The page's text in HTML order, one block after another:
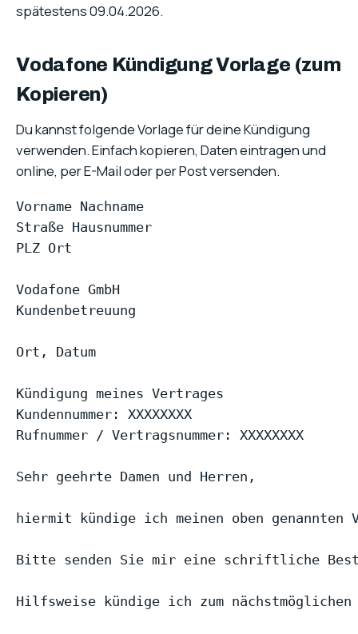
spätestens 09.04.2026.
Vodafone Kündigung Vorlage (zum
Kopieren)
Du kannst folgende Vorlage für deine Kündigung
verwenden. Einfach kopieren, Daten eintragen und
online, per E-Mail oder per Post versenden.
Vorname Nachname
Straße Hausnummer
PLZ Ort
Vodafone GmbH
Kundenbetreuung
Ort, Datum
Kündigung meines Vertrages
Kundennummer: XXXXXXXX
Rufnummer / Vertragsnummer: XXXXXXXX
Sehr geehrte Damen und Herren,
hiermit kündige ich meinen oben
Bitte senden Sie mir eine schriftliche
Hilfsweise kündige ich zum nächstmöglichen